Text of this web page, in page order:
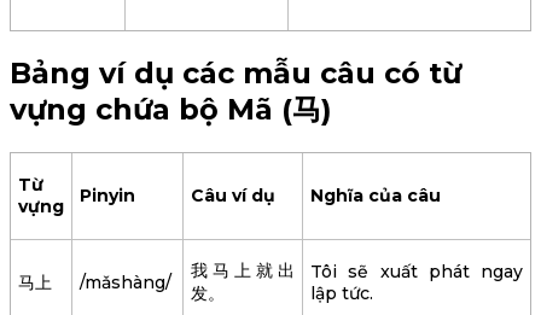
Bảng ví dụ các mẫu câu có từ
vựng chứa bộ Mã (马)
Từ
vựng
Pinyin Câu ví dụ Nghĩa của câu
马上 /mǎshàng/
我马上就出
发。
Tôi sẽ xuất phát ngay
lập tức.